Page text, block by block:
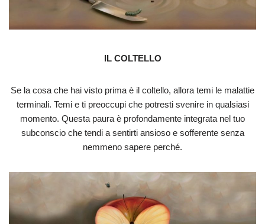
IL COLTELLO
Se la cosa che hai visto prima è il coltello, allora temi le malattie
terminali. Temi e ti preoccupi che potresti svenire in qualsiasi
momento. Questa paura è profondamente integrata nel tuo
subconscio che tendi a sentirti ansioso e sofferente senza
nemmeno sapere perché.